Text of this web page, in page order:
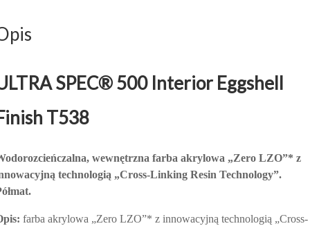
SPEC®500 Interior Eggshell
T538
wewnętrzna farba akrylowa „Zero LZO”* z
technologią „Cross-Linking Resin Technology”.
farba akrylowa „Zero LZO”* z innowacyjną technologią „Cross-